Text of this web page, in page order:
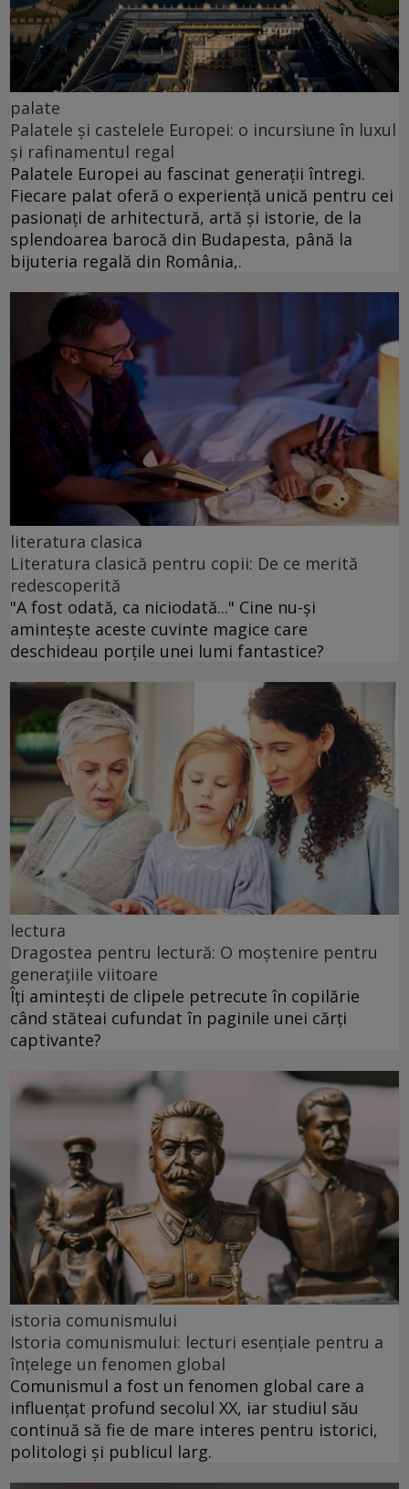
palate
Palatele și castelele Europei: o incursiune în luxul
și rafinamentul regal
Palatele Europei au fascinat generații întregi.
Fiecare palat oferă o experiență unică pentru cei
pasionați de arhitectură, artă și istorie, de la
splendoarea barocă din Budapesta, până la
bijuteria regală din România,.
literatura clasica
Literatura clasică pentru copii: De ce merită
redescoperită
"A fost odată, ca niciodată..." Cine nu-și
amintește aceste cuvinte magice care
deschideau porțile unei lumi fantastice?
lectura
Dragostea pentru lectură: O moștenire pentru
generațiile viitoare
Îți amintești de clipele petrecute în copilărie
când stăteai cufundat în paginile unei cărți
captivante?
istoria comunismului
Istoria comunismului: lecturi esențiale pentru a
înțelege un fenomen global
Comunismul a fost un fenomen global care a
influențat profund secolul XX, iar studiul său
continuă să fie de mare interes pentru istorici,
politologi și publicul larg.